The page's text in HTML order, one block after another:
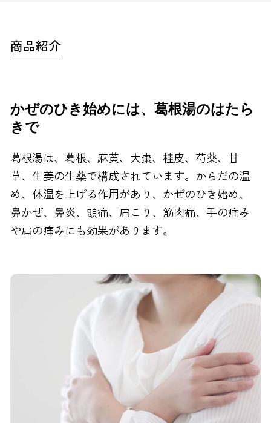
0120-810-771
9:00～18:00 / 土日祝も可
FAXでのお問い合わせ
0120-810-130
24時間自動受付
商品紹介
かぜのひき始めには、葛根湯のはたら
きで
葛根湯は、葛根、麻黄、大棗、桂皮、芍薬、甘
草、生姜の生薬で構成されています。からだの温
め、体温を上げる作用があり、かぜのひき始め、
鼻かぜ、鼻炎、頭痛、肩こり、筋肉痛、手の痛み
や肩の痛みにも効果があります。